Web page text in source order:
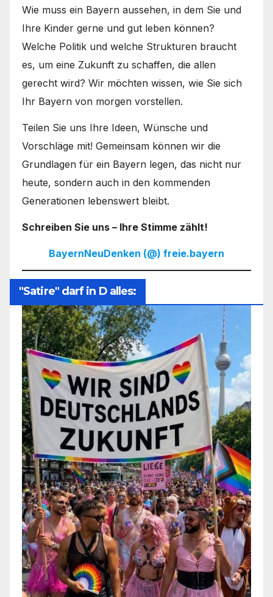
Wie muss ein Bayern aussehen, in dem Sie und
Ihre Kinder gerne und gut leben können?
Welche Politik und welche Strukturen braucht
es, um eine Zukunft zu schaffen, die allen
gerecht wird? Wir möchten wissen, wie Sie sich
Ihr Bayern von morgen vorstellen.
Teilen Sie uns Ihre Ideen, Wünsche und
Vorschläge mit! Gemeinsam können wir die
Grundlagen für ein Bayern legen, das nicht nur
heute, sondern auch in den kommenden
Generationen lebenswert bleibt.
Schreiben Sie uns – Ihre Stimme zählt!
BayernNeuDenken (@) freie.bayern
"Satire" darf in D alles: